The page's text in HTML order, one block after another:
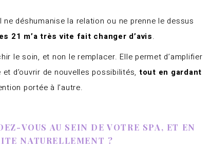
ne déshumanise la relation ou ne prenne le dessus
21 m’a très vite fait changer d’avis.
le soin, et non le remplacer. Elle permet d’amplifier
d’ouvrir de nouvelles possibilités, tout en gardant
portée à l’autre.
VOUS AU SEIN DE VOTRE SPA, ET EN
NATURELLEMENT ?